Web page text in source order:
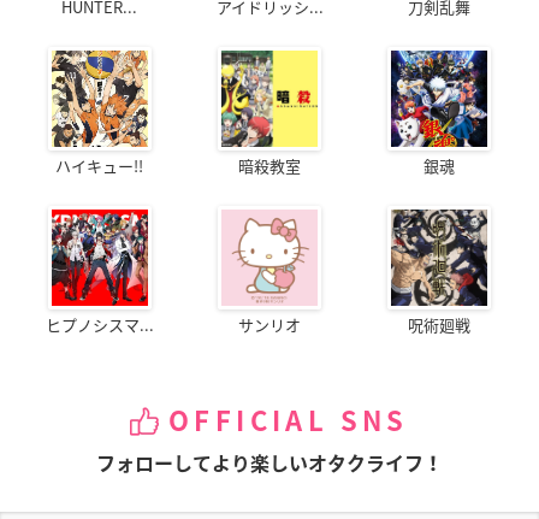
HUNTER... アイドリッシ... 刀剣乱舞
ハイキュー!! 暗殺教室 銀魂
ヒプノシスマ... サンリオ 呪術廻戦
OFFICIAL SNS
フォローしてより楽しいオタクライフ！